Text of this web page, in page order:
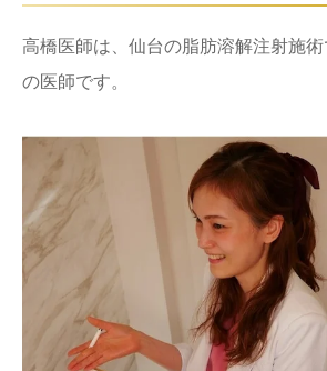
高橋医師は、仙台の脂肪溶解注射施
の医師です。